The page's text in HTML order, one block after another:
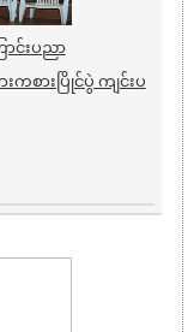
ာင်းပညာ
စားပြိုင်ပွဲ ကျင်းပ